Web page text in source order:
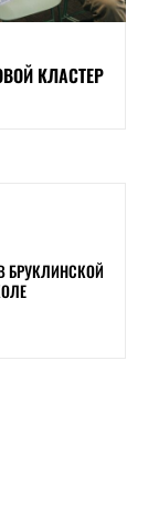
КЛАСТЕР
БРУКЛИНСКОЙ